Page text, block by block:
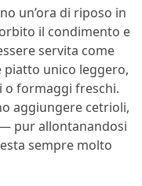
un’ora di riposo in
il condimento e
servita come
unico leggero,
o formaggi freschi.
aggiungere cetrioli,
pur allontanandosi
sempre molto